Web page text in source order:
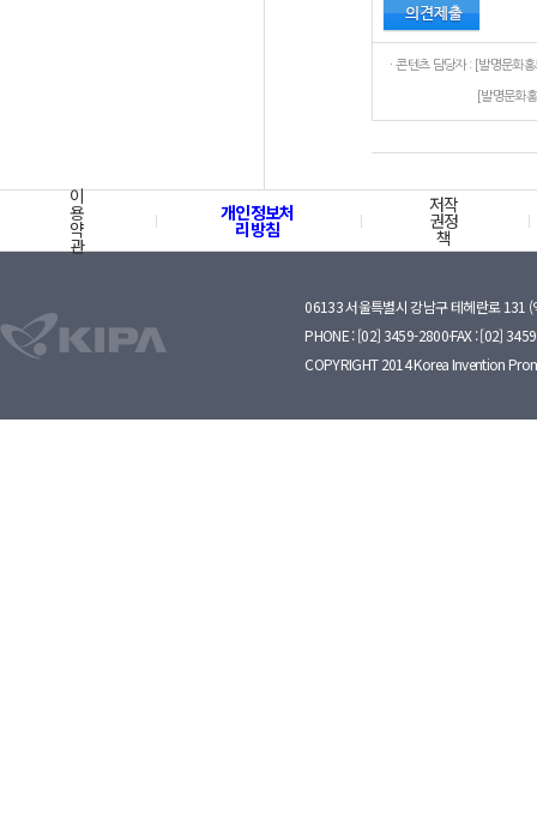
[발명문화
이
용
약
관
개인정보처
리방침
저작
권정
책
06133 서울특별시 강남구 테헤란로 131 (
PHONE : [02] 3459-2800·FAX : [02]
COPYRIGHT 2014 Korea Invention